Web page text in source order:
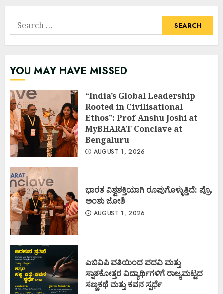
Search
for:
YOU MAY HAVE MISSED
“India’s Global Leadership
Rooted in Civilisational
Ethos”: Prof Anshu Joshi at
MyBHARAT Conclave at
Bengaluru
AUGUST 1, 2026
ಭಾರತ ವಿಶ್ವಶಕ್ತಿಯಾಗಿ ರೂಪುಗೊಳ್ಳುತ್ತಿದೆ: ಪ್ರೊ.
ಅಂಶು ಜೋಶಿ
AUGUST 1, 2026
ಎಬಿವಿಪಿ ವತಿಯಿಂದ ಪದವಿ ಮತ್ತು
ಸ್ನಾತಕೋತ್ತರ ವಿದ್ಯಾರ್ಥಿಗಳಿಗೆ ರಾಜ್ಯಮಟ್ಟದ
ಸಣ್ಣಕಥೆ ಮತ್ತು ಕವನ ಸ್ಪರ್ಧೆ